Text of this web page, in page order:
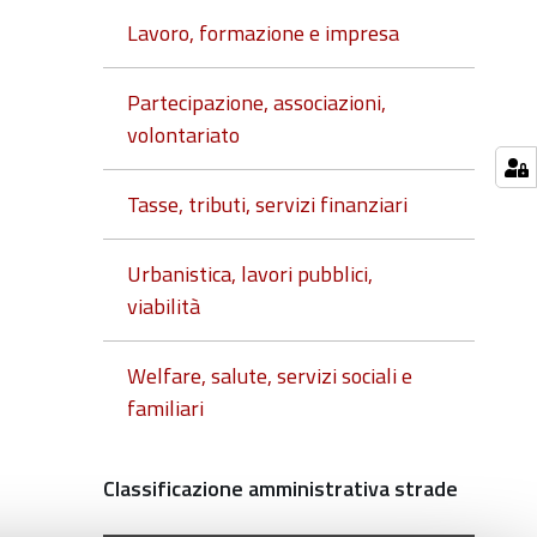
Lavoro, formazione e impresa
Partecipazione, associazioni,
volontariato
Tasse, tributi, servizi finanziari
Urbanistica, lavori pubblici,
viabilità
Welfare, salute, servizi sociali e
familiari
Navigazione
Classificazione amministrativa strade